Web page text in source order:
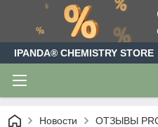
IPANDA® CHEMISTRY STORE
Новости ОТЗЫВЫ